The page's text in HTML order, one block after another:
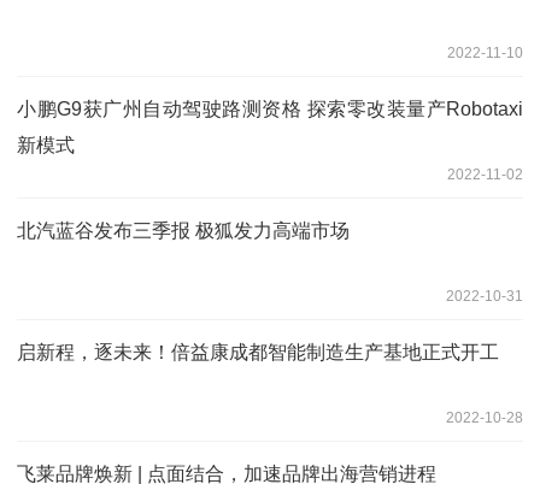
2022-11-10
小鹏G9获广州自动驾驶路测资格 探索零改装量产Robotaxi
新模式
2022-11-02
北汽蓝谷发布三季报 极狐发力高端市场
2022-10-31
启新程，逐未来！倍益康成都智能制造生产基地正式开工
2022-10-28
飞莱品牌焕新 | 点面结合，加速品牌出海营销进程